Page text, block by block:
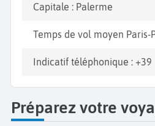
Capitale : Palerme
Temps de vol moyen Paris-
Indicatif téléphonique : +39
Préparez votre